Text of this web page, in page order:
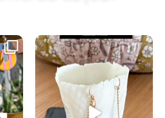
#swissmade...